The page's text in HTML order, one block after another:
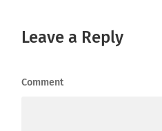
Leave a Reply
Comment